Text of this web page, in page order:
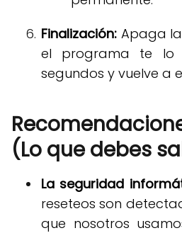
Finalización: Apaga
el programa te lo
segundos y vuelve a
(Lo que debes
La seguridad
reseteos son
que nosotros